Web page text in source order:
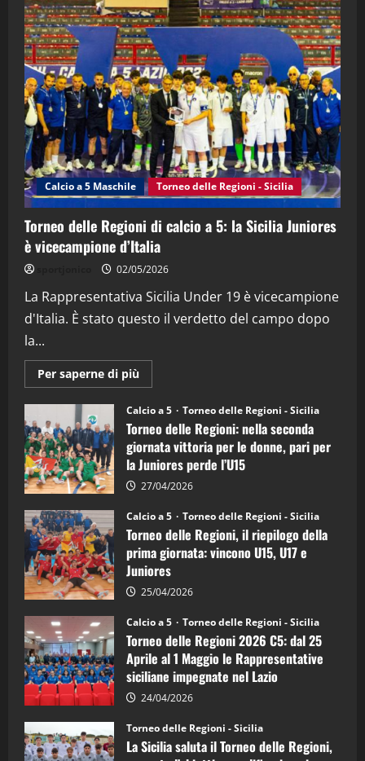
3
"SportEmpire" in Podcast
“SportEmpire” in Podcast: 28^ Puntata
(Martedi 21 Aprile 2026)
21/04/2026
4
"SportEmpire" in Podcast Sport News
“SportEmpire” in Podcast: 27^ Puntata
(Martedi 14 Aprile 2026)
15/04/2026
"SportEmpire" in Podcast
“SportEmpire” in Podcast: 26^ Puntata
08/04/2026
Calcio a 5 Maschile Torneo delle Regioni - Sicilia
Torneo delle Regioni di calcio a 5: la Sicilia Juniores
è vicecampione d’Italia
02/05/2026
La Rappresentativa Sicilia Under 19 è vicecampione
d'Italia. È stato questo il verdetto del campo dopo
la...
Per saperne di più
informazioni
Torneo
delle
Regioni
di
calcio
a
5:
la
Juniores
è
vicecampione
d’Italia
Calcio a 5 Torneo delle Regioni - Sicilia
Torneo delle Regioni: nella seconda
giornata vittoria per le donne, pari per
la Juniores perde l’U15
27/04/2026
Calcio a 5 Torneo delle Regioni - Sicilia
Torneo delle Regioni, il riepilogo della
prima giornata: vincono U15, U17 e
Juniores
25/04/2026
Calcio a 5 Torneo delle Regioni - Sicilia
Torneo delle Regioni 2026 C5: dal 25
Aprile al 1 Maggio le Rappresentative
siciliane impegnate nel Lazio
24/04/2026
Torneo delle Regioni - Sicilia
La Sicilia saluta il Torneo delle Regioni,